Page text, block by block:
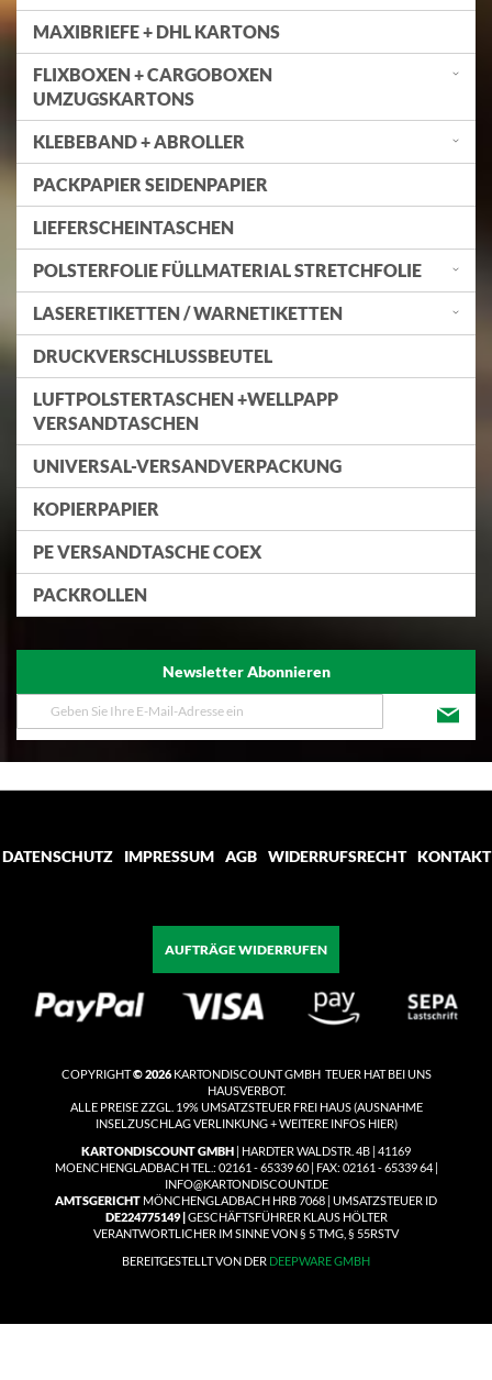
MAXIBRIEFE + DHL KARTONS
FLIXBOXEN + CARGOBOXEN
UMZUGSKARTONS
KLEBEBAND + ABROLLER
PACKPAPIER SEIDENPAPIER
LIEFERSCHEINTASCHEN
POLSTERFOLIE FÜLLMATERIAL STRETCHFOLIE
LASERETIKETTEN / WARNETIKETTEN
DRUCKVERSCHLUSSBEUTEL
LUFTPOLSTERTASCHEN +WELLPAPP
VERSANDTASCHEN
UNIVERSAL-VERSANDVERPACKUNG
KOPIERPAPIER
PE VERSANDTASCHE COEX
PACKROLLEN
Newsletter Abonnieren
Melden
Sie
unseren
DATENSCHUTZ
IMPRESSUM AGB WIDERRUFSRECHT KONTAKT
AUFTRÄGE WIDERRUFEN
COPYRIGHT© 2026KARTONDISCOUNT GMBH TEUER HAT BEI UNS
HAUSVERBOT.
ALLE PREISE ZZGL. 19% UMSATZSTEUER FREI HAUS(AUSNAHME
INSELZUSCHLAG VERLINKUNG + WEITERE INFOS HIER)
KARTONDISCOUNT GMBH | HARDTER WALDSTR. 4B | 41169
MOENCHENGLADBACH TEL.: 02161 - 65339 60 | FAX: 02161 - 65339 64 |
INFO@KARTONDISCOUNT.DE
AMTSGERICHT MÖNCHENGLADBACH HRB 7068 | UMSATZSTEUER ID
DE224775149 |GESCHÄFTSFÜHRER KLAUS HÖLTER
VERANTWORTLICHER IM SINNE VON § 5 TMG, § 55RSTV
BEREITGESTELLT VON DER DEEPWARE GMBH